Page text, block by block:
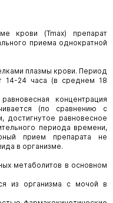
крови (Tmax) препарат
приема однократной
плазмы крови. Период
14-24 часа (в среднем 18
концентрация
(по сравнению с
равновесное
периода времени,
прием препарата не
в организме.
метаболитов в основном
из организма с мочой в